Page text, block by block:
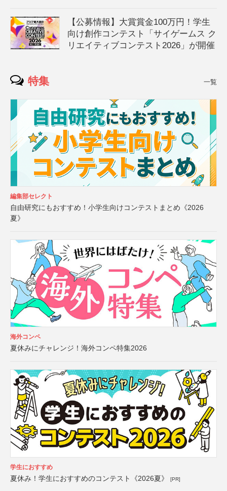
【公募情報】大賞賞金100万円！学生
向け創作コンテスト「サイゲームス ク
リエイティブコンテスト2026」が開催
特集 一覧
編集部セレクト
自由研究にもおすすめ！小学生向けコンテストまとめ《2026
夏》
海外コンペ
夏休みにチャレンジ！海外コンペ特集2026
学生におすすめ
夏休み！学生におすすめのコンテスト《2026夏》 [PR]